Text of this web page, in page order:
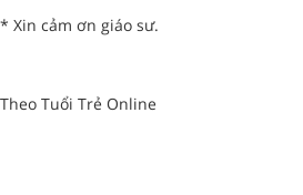
* Xin cảm ơn giáo sư.
Theo Tuổi Trẻ Online